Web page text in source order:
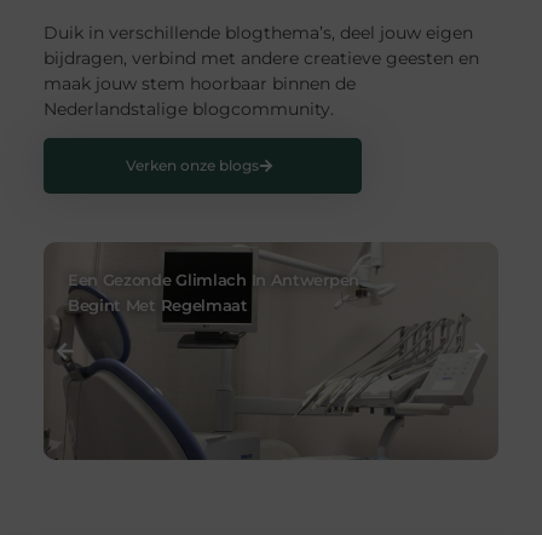
Duik in verschillende blogthema’s, deel jouw eigen
bijdragen, verbind met andere creatieve geesten en
maak jouw stem hoorbaar binnen de
Nederlandstalige blogcommunity.
Verken onze blogs
Een Gezonde Glimlach In Antwerpen
Begint Met Regelmaat